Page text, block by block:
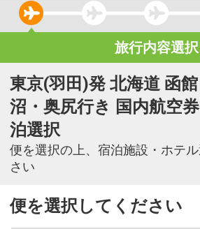
旅行内容選択
東京(羽田)発 北海道 函
沼・奥尻行き 国内航空
泊選択
便を選択の上、宿泊施設・ホテ
さい
便を選択してください